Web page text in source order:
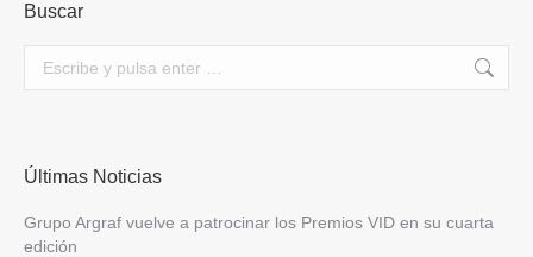
Buscar
Últimas Noticias
Grupo Argraf vuelve a patrocinar los Premios VID en su cuarta
edición